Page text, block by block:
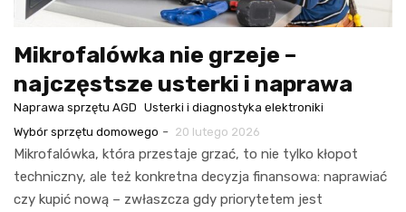
Mikrofalówka nie grzeje –
najczęstsze usterki i naprawa
Naprawa sprzętu AGD Usterki i diagnostyka elektroniki
Wybór sprzętu domowego - 20 lutego 2026
Mikrofalówka, która przestaje grzać, to nie tylko kłopot
techniczny, ale też konkretna decyzja finansowa: naprawiać
czy kupić nową – zwłaszcza gdy priorytetem jest